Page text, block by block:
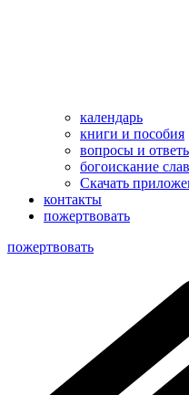
календарь
книги и пособия
вопросы и
богоискание
Скачать
контакты
пожертвовать
пoжертвовать